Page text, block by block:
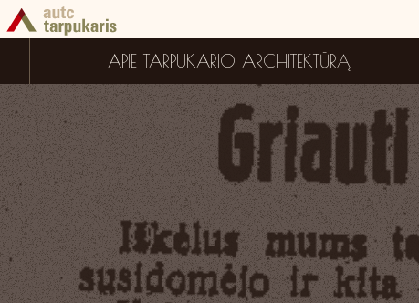
APIE TARPUKARIO ARCHITEKTŪRĄ